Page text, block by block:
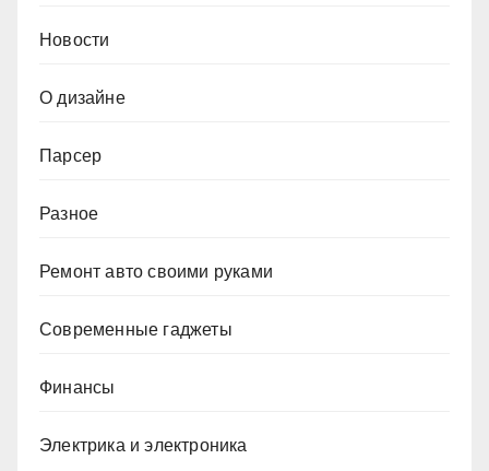
Новости
О дизайне
Парсер
Разное
Ремонт авто своими руками
Современные гаджеты
Финансы
Электрика и электроника